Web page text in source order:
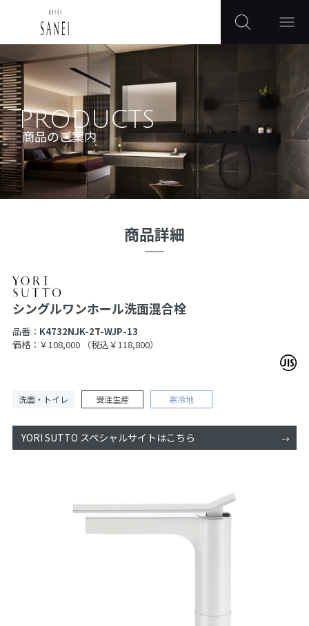
PRODUCTS
商品のご案内
商品詳細
シングルワンホール洗面混合栓
品番： K4732NJK-2T-WJP-13
価格：￥108,000
（税込￥118,800）
洗面・トイレ 受注生産 寒冷地
YORI SUTTO スペシャルサイトはこちら